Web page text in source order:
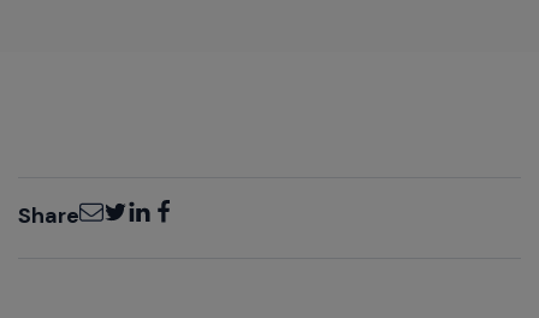
ShareEmailTwitter
LinkedInFacebook